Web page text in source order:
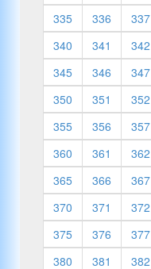
335
336 337
340
341 342
345
346 347
350
351 352
355
356 357
360
361 362
365
366 367
370
371 372
375
376 377
380
381 382